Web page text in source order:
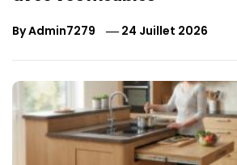
ByAdmin7279 24 Juillet 2026